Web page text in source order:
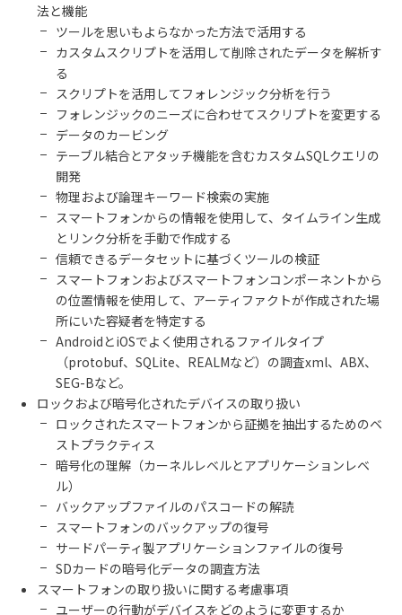
法と機能
ツールを思いもよらなかった方法で活用する
カスタムスクリプトを活用して削除されたデータを解析す
る
スクリプトを活用してフォレンジック分析を行う
フォレンジックのニーズに合わせてスクリプトを変更する
データのカービング
テーブル結合とアタッチ機能を含むカスタムSQLクエリの
開発
物理および論理キーワード検索の実施
スマートフォンからの情報を使用して、タイムライン生成
とリンク分析を手動で作成する
信頼できるデータセットに基づくツールの検証
スマートフォンおよびスマートフォンコンポーネントから
の位置情報を使用して、アーティファクトが作成された場
所にいた容疑者を特定する
AndroidとiOSでよく使用されるファイルタイプ
（protobuf、 SQLite、 REALMなど）の調査xml、 ABX、
SEG-Bなど。
ロックおよび暗号化されたデバイスの取り扱い
ロックされたスマートフォンから証拠を抽出するためのベ
ストプラクティス
暗号化の理解（カーネルレベルとアプリケーションレベ
ル）
バックアップファイルのパスコードの解読
スマートフォンのバックアップの復号
サードパーティ製アプリケーションファイルの復号
SDカードの暗号化データの調査方法
スマートフォンの取り扱いに関する考慮事項
ユーザーの行動がデバイスをどのように変更するか